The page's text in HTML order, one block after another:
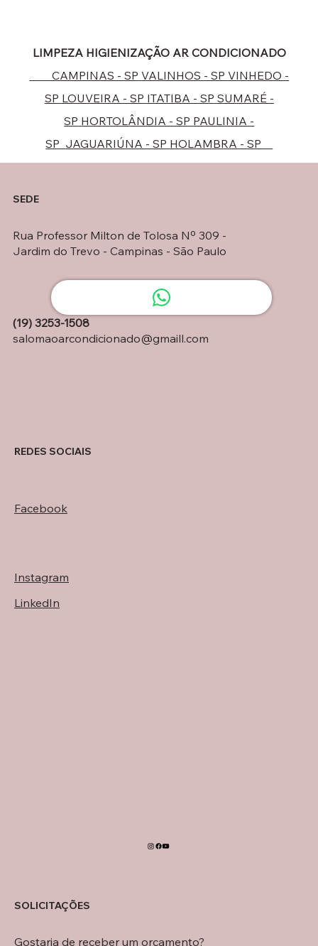
LIMPEZA HIGIENIZAÇÃO AR CONDICIONADO
CAMPINAS - SP VALINHOS - SPVINHEDO -
SP LOUVEIRA - SP ITATIBA - SP SUMARÉ -
SP HORTOLÂNDIA - SP PAULINIA -
SP JAGUARIÚNA - SP HOLAMBRA - SP
SEDE
Rua Professor Milton de Tolosa Nº 309 -
Jardim do Trevo - Campinas - São Paulo
(19) 3253-1508
salomaoarcondicionado@gmaill.com
REDES SOCIAIS
Facebook
Instagram
LinkedIn
SOLICITAÇÕES
Gostaria de receber um orçamento?